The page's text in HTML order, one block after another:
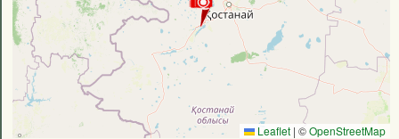
Leaflet | ©OpenStreetMap